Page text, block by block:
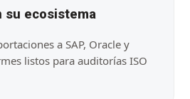
su ecosistema
a SAP, Oracle y
listos para auditorías ISO